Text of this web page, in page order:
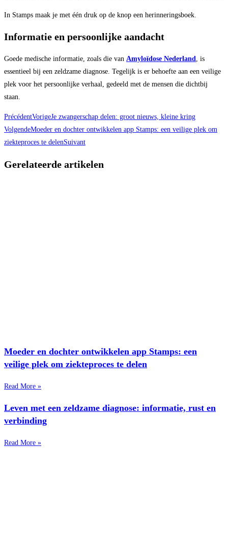
In Stamps maak je met één druk op de knop een herinneringsboek.
Informatie en persoonlijke aandacht
Goede medische informatie, zoals die van Amyloïdose Nederland
, is
essentieel bij een zeldzame diagnose. Tegelijk is er behoefte aan een veilige
plek voor het persoonlijke verhaal, gedeeld met de mensen die dichtbij
staan.
PrécédentVorigeJe zwangerschap delen: groot nieuws, kleine kring
VolgendeMoeder en dochter ontwikkelen app Stamps: een veilige plek om
ziekteproces te delenSuivant
Gerelateerde artikelen
Moeder en dochter ontwikkelen app Stamps: een
veilige plek om ziekteproces te delen
Read More »
Leven met een zeldzame diagnose: informatie, rust en
verbinding
Read More »